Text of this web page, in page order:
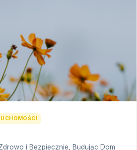
i Bezpiecznie, Budując Dom